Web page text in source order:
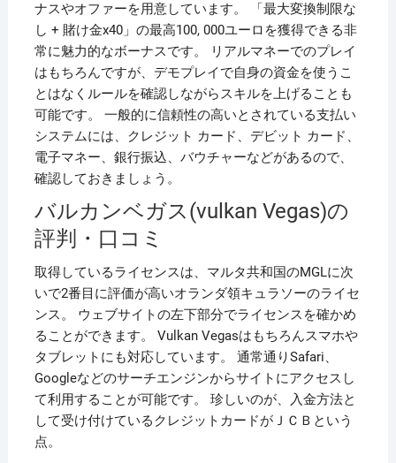
ナスやオファーを用意しています。 「最大変換制限な
し + 賭け金x40」の最高100, 000ユーロを獲得できる非
常に魅力的なボーナスです。 リアルマネーでのプレイ
はもちろんですが、デモプレイで自身の資金を使うこ
とはなくルールを確認しながらスキルを上げることも
可能です。 一般的に信頼性の高いとされている支払い
システムには、クレジット カード、デビット カード、
電子マネー、銀行振込、バウチャーなどがあるので、
確認しておきましょう。
バルカンベガス(vulkan Vegas)の
評判・口コミ
取得しているライセンスは、マルタ共和国のMGLに次
いで2番目に評価が高いオランダ領キュラソーのライセ
ンス。 ウェブサイトの左下部分でライセンスを確かめ
ることができます。 Vulkan Vegasはもちろんスマホや
タブレットにも対応しています。 通常通りSafari、
Googleなどのサーチエンジンからサイトにアクセスし
て利用することが可能です。 珍しいのが、入金方法と
して受け付けているクレジットカードがＪＣＢという
点。